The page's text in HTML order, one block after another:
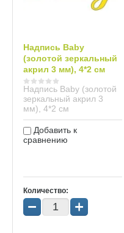
Надпись Baby
(золотой зеркальный
акрил 3 мм), 4*2 см
Надпись Baby (золотой
зеркальный акрил 3
мм), 4*2 см
Добавить к
сравнению
Количество:
− +